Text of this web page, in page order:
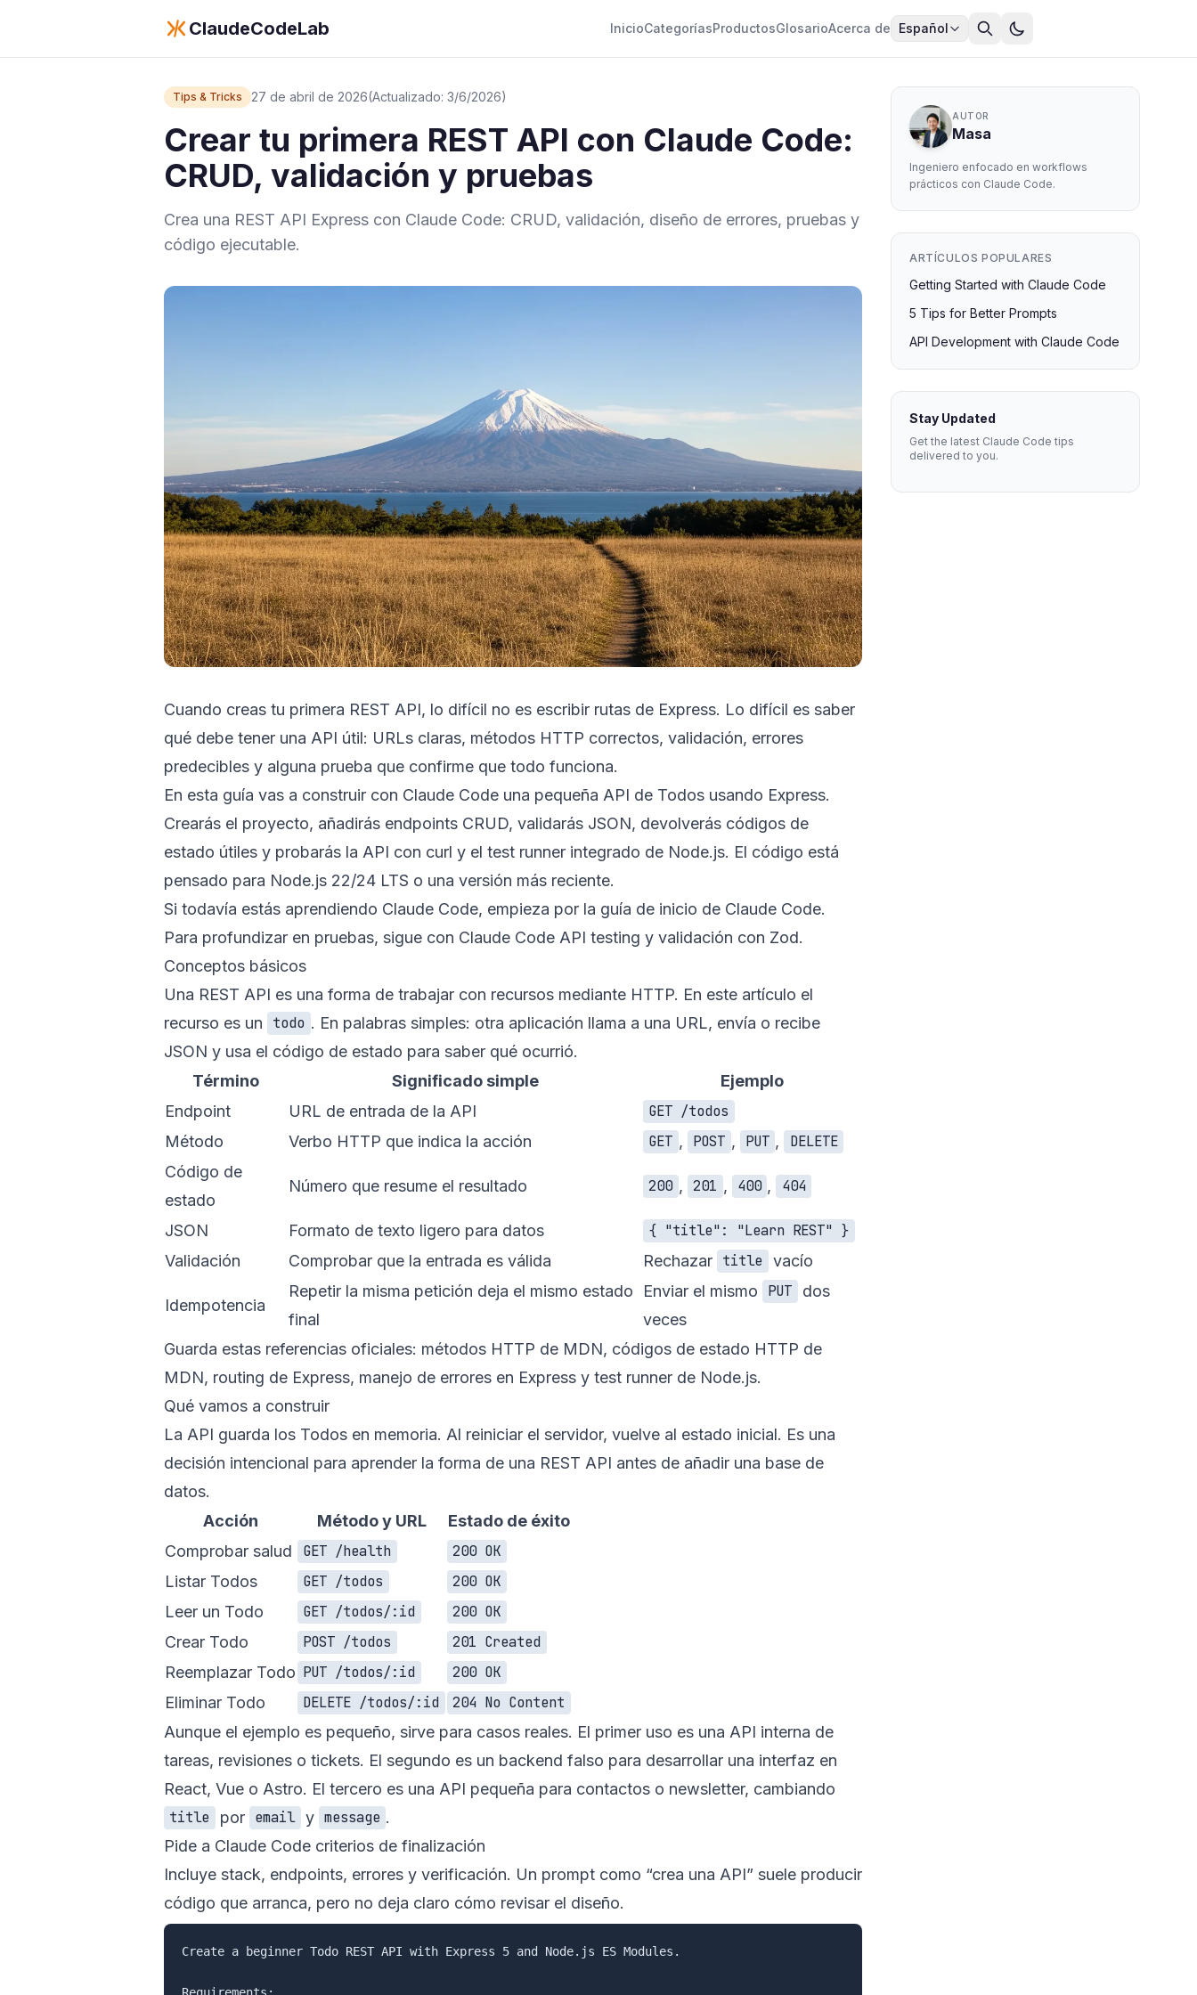
ClaudeCodeLab InicioCategoríasProductosGlosarioAcerca de Español
Tips & Tricks 27 de abril de 2026(Actualizado: 3/6/2026)
Crear tu primera REST API con Claude Code:
CRUD, validación y pruebas
Crea una REST API Express con Claude Code: CRUD, validación, diseño de errores, pruebas y
código ejecutable.
Cuando creas tu primera REST API, lo difícil no es escribir rutas de Express. Lo difícil es saber
qué debe tener una API útil: URLs claras, métodos HTTP correctos, validación, errores
predecibles y alguna prueba que confirme que todo funciona.
En esta guía vas a construir con Claude Code una pequeña API de Todos usando Express.
Crearás el proyecto, añadirás endpoints CRUD, validarás JSON, devolverás códigos de
estado útiles y probarás la API con curl y el test runner integrado de Node.js. El código está
pensado para Node.js 22/24 LTS o una versión más reciente.
Si todavía estás aprendiendo Claude Code, empieza por la guía de inicio de Claude Code.
Para profundizar en pruebas, sigue con Claude Code API testing y validación con Zod.
Conceptos básicos
Una REST API es una forma de trabajar con recursos mediante HTTP. En este artículo el
recurso es un
todo . En palabras simples: otra aplicación llama a una URL, envía o recibe
JSON y usa el código de estado para saber qué ocurrió.
Término
Significado simple
Ejemplo
Endpoint
URL de entrada de la API
GET /todos
Método
Verbo HTTP que indica la acción GET , POST , PUT ,
DELETE
Código de
estado
Número que resume el resultado 200 , 201 , 400 , 404
JSON Formato de texto ligero para datos
{ "title": "Learn REST" }
Validación
Comprobar que la entrada es válida Rechazar title vacío
Idempotencia
Repetir la misma petición deja el mismo estado
final
Enviar el mismo PUT
dos
veces
Guarda estas referencias oficiales: métodos HTTP de MDN, códigos de estado HTTP de
MDN, routing de Express, manejo de errores en Express y test runner de Node.js.
Qué vamos a construir
La API guarda los Todos en memoria. Al reiniciar el servidor, vuelve al estado inicial. Es una
decisión intencional para aprender la forma de una REST API antes de añadir una base de
datos.
Acción
Método y URL
Estado de éxito
Comprobar salud
GET /health
200 OK
Listar Todos
GET /todos
200 OK
Leer un Todo
GET /todos/:id
200 OK
Crear Todo
POST /todos
201 Created
Reemplazar Todo PUT /todos/:id
200 OK
Eliminar Todo
DELETE /todos/:id
204 No Content
Aunque el ejemplo es pequeño, sirve para casos reales. El primer uso es una API interna de
tareas, revisiones o tickets. El segundo es un backend falso para desarrollar una interfaz en
React, Vue o Astro. El tercero es una API pequeña para contactos o newsletter, cambiando
title
por email y message .
Pide a Claude Code criterios de finalización
Incluye stack, endpoints, errores y verificación. Un prompt como “crea una API” suele producir
código que arranca, pero no deja claro cómo revisar el diseño.
Create a beginner Todo REST API with Express 5 and Node.js ES Modules.
Requirements:
AUTOR
Masa
Ingeniero enfocado en workflows
prácticos con Claude Code.
ARTÍCULOS POPULARES
Getting Started with Claude Code
5 Tips for Better Prompts
API Development with Claude Code
Stay Updated
Get the latest Claude Code tips
delivered to you.